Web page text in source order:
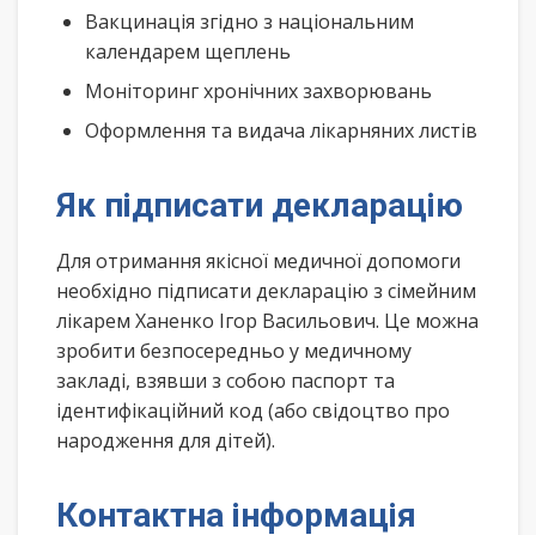
Вакцинація згідно з національним
календарем щеплень
Моніторинг хронічних захворювань
Оформлення та видача лікарняних листів
Як підписати декларацію
Для отримання якісної медичної допомоги
необхідно підписати декларацію з сімейним
лікарем Ханенко Ігор Васильович. Це можна
зробити безпосередньо у медичному
закладі, взявши з собою паспорт та
ідентифікаційний код (або свідоцтво про
народження для дітей).
Контактна інформація